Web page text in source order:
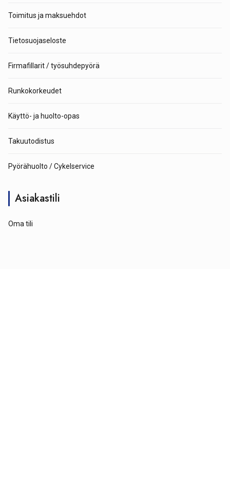
Toimitus ja maksuehdot
Tietosuojaseloste
Firmafillarit / työsuhdepyörä
Runkokorkeudet
Käyttö- ja huolto-opas
Takuutodistus
Pyörähuolto / Cykelservice
Asiakastili
Oma tili